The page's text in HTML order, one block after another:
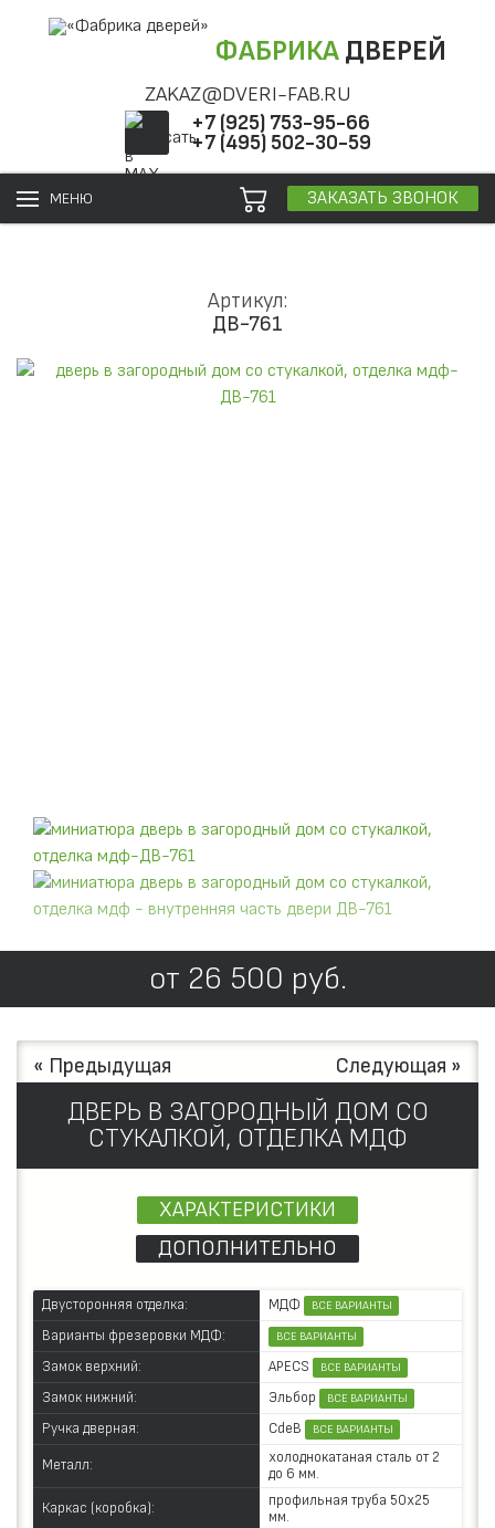
ФАБРИКАДВЕРЕЙ
ZAKAZ@DVERI-FAB.RU
+7 (925) 753-95-66
+7 (495) 502-30-59
МЕНЮ ЗАКАЗАТЬ ЗВОНОК
Артикул:
ДВ-761
от 26 500 руб.
« Предыдущая Следующая »
ДВЕРЬ В ЗАГОРОДНЫЙ ДОМ СО
СТУКАЛКОЙ, ОТДЕЛКА МДФ
ХАРАКТЕРИСТИКИ
ДОПОЛНИТЕЛЬНО
Двусторонняя отделка: МДФ ВСЕ ВАРИАНТЫ
Варианты фрезеровки МДФ: ВСЕ ВАРИАНТЫ
Замок верхний: APECS ВСЕ ВАРИАНТЫ
Замок нижний: Эльбор ВСЕ ВАРИАНТЫ
Ручка дверная: CdeB ВСЕ ВАРИАНТЫ
Металл:
холоднокатаная сталь от 2
до 6 мм.
Каркас (коробка):
профильная труба 50х25
мм.